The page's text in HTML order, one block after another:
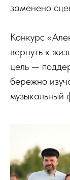
заменено
Конкурс
вернуть к
цель —
бережно
музыкальный